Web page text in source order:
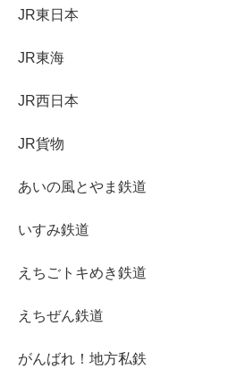
JR東日本
JR東海
JR西日本
JR貨物
あいの風とやま鉄道
いすみ鉄道
えちごトキめき鉄道
えちぜん鉄道
がんばれ！地方私鉄